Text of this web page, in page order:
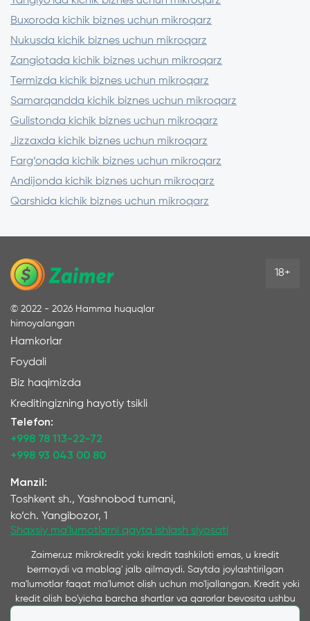
Kompaniya kredit tarixini tekshiring –
tasdiqlash shartlariga ta’sir qiladi
Buxoroda kichik biznes uchun mikroqarz
Nukusda kichik biznes uchun mikroqarz
Zangiotada kichik biznes uchun mikroqarz
Termizda kichik biznes uchun mikroqarz
Samarqandda kichik biznes uchun mikroqarz
Gulistonda kichik biznes uchun mikroqarz
Jizzaxda kichik biznes uchun mikroqarz
Farg‘onada kichik biznes uchun mikroqarz
Andijonda kichik biznes uchun mikroqarz
Qarshida kichik biznes uchun mikroqarz
© 2022 - 2026 Hamma huquqlar
himoyalangan
Hamkorlar
Foydali
Biz haqimizda
Kreditingizning hayotiy tsikli
Telefon:
+998 78 113-22-72
+998 93 043 00 80
Manzil:
Toshkent sh., Yashnobod tumani,
ko‘ch. Yangibozor, 1
Shaxsiy ma'lumotlarni qayta ishlash siyosati
18+
Zaimer.uz mikrokredit yoki kredit tashkiloti emas, u kredit
bermaydi va mablag' jalb qilmaydi. Saytda joylashtirilgan
ma'lumotlar faqat ma'lumot olish uchun mo'ljallangan. Kredit yoki
kredit olish bo'yicha barcha shartlar va qarorlar bevosita ushbu